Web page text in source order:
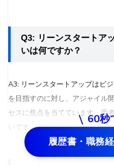
Q3: リーンスタートア
いは何ですか？
A3: リーンスタートアップはビ
を目指すのに対し、アジャイル
セスに焦点を当てています。両
いです。
60秒
履歴書・職務